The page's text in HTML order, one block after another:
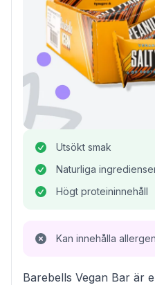
Utsökt smak
Naturliga
Högt proteininnehåll
Kan innehålla
Barebells Vegan Bar är